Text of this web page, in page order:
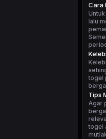
Cara
lalu
togel
Tips
Agar
togel